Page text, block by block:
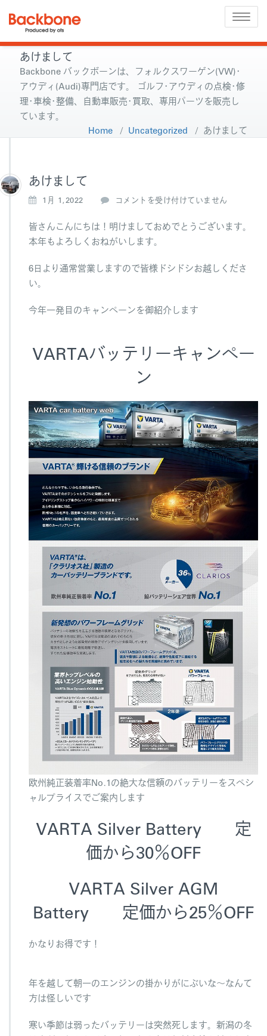
Toggle
あけまして
Backbone バックボーンは、フォルクスワーゲン(VW)･
アウディ(Audi)専門店です。 ゴルフ･アウディの点検･修
理･車検･整備、自動車販売･買取、専用パーツを販売し
ています。
Home / Uncategorized / あけまして
あけまして
1月 1,2022
あ
ま
し
て
コメントを受け付けていません
皆さんこんにちは！明けましておめでとうございます。
本年もよろしくおねがいします。
6日より通常営業しますので皆様ドシドシお越しくださ
い。
今年一発目のキャンペーンを御紹介します
VARTAバッテリーキャンペー
ン
欧州純正装着率No.1の絶大な信頼のバッテリーをスペシ
ャルプライスでご案内します
VARTA Silver Battery 定
価から30％OFF
VARTA Silver AGM
Battery 定価から25％OFF
かなりお得です！
年を越して朝一のエンジンの掛かりがにぶいな～なんて
方は怪しいです
寒い季節は弱ったバッテリーは突然死します。新潟の冬